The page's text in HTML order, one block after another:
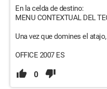
En la celda de destino:
MENU CONTEXTUAL DEL
Una vez que domines el
OFFICE 2007 ES
0